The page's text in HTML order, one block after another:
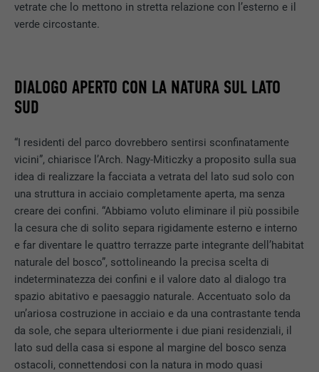
vetrate che lo mettono in stretta relazione con l’esterno e il
verde circostante.
DIALOGO APERTO CON LA NATURA SUL LATO
SUD
“I residenti del parco dovrebbero sentirsi sconfinatamente
vicini”, chiarisce l’Arch. Nagy-Miticzky a proposito sulla sua
idea di realizzare la facciata a vetrata del lato sud solo con
una struttura in acciaio completamente aperta, ma senza
creare dei confini. “Abbiamo voluto eliminare il più possibile
la cesura che di solito separa rigidamente esterno e interno
e far diventare le quattro terrazze parte integrante dell’habitat
naturale del bosco”, sottolineando la precisa scelta di
indeterminatezza dei confini e il valore dato al dialogo tra
spazio abitativo e paesaggio naturale. Accentuato solo da
un’ariosa costruzione in acciaio e da una contrastante tenda
da sole, che separa ulteriormente i due piani residenziali, il
lato sud della casa si espone al margine del bosco senza
ostacoli, connettendosi con la natura in modo quasi